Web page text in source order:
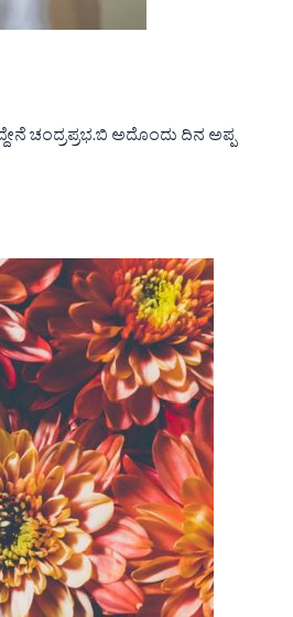
ಚಂದ್ರಪ್ರಭ.ಬಿ ಅದೊಂದು ದಿನ ಅಪ್ಪ